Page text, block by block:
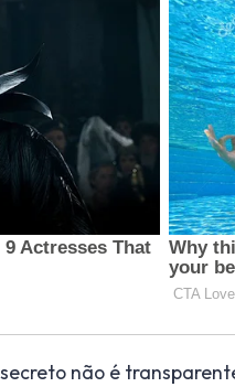
não é